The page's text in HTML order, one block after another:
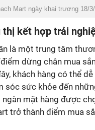
Mart ngày khai trương 18/3/
thị kết hợp trải
là một trung tâm
dừng chân mua
khách hàng có thể
sóc sức khỏe đến
ngàn mặt hàng được
trở thành điểm mua